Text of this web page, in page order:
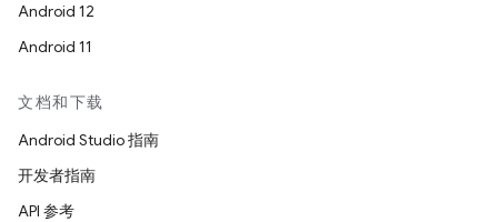
Android 12
Android 11
文档和下载
Android Studio 指南
开发者指南
API 参考